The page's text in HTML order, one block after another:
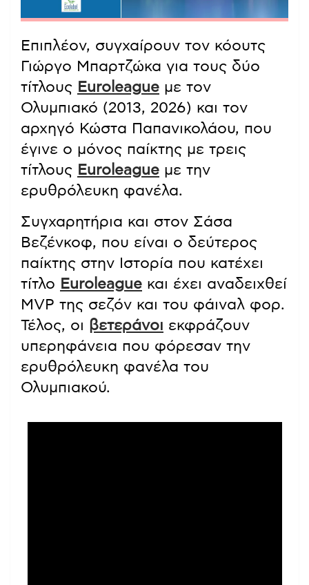
Επιπλέον, συγχαίρουν τον κόουτς
Γιώργο Μπαρτζώκα για τους δύο
τίτλους Euroleague με τον
Ολυμπιακό (2013, 2026) και τον
αρχηγό Κώστα Παπανικολάου, που
έγινε ο μόνος παίκτης με τρεις
τίτλους Euroleague με την
ερυθρόλευκη φανέλα.
Συγχαρητήρια και στον Σάσα
Βεζένκοφ, που είναι ο δεύτερος
παίκτης στην Ιστορία που κατέχει
τίτλο Euroleague και έχει αναδειχθεί
MVP της σεζόν και του φάιναλ φορ.
Τέλος, οι βετεράνοι εκφράζουν
υπερηφάνεια που φόρεσαν την
ερυθρόλευκη φανέλα του
Ολυμπιακού.